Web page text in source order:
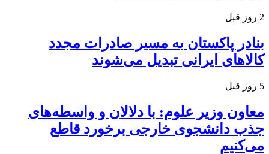
2 روز قبل
بنادر پاکستان به مسیر صادرات مجدد
کالاهای ایرانی تبدیل می‌شوند
5 روز قبل
معاون وزیر علوم: با دلالان و واسطه‌های
جذب دانشجوی خارجی برخورد قاطع
می‌کنیم